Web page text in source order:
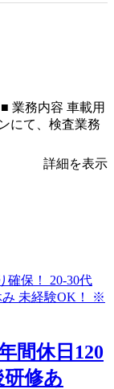
業務内容 車載用
にて、検査業務
詳細を表示
間休日120
修あ